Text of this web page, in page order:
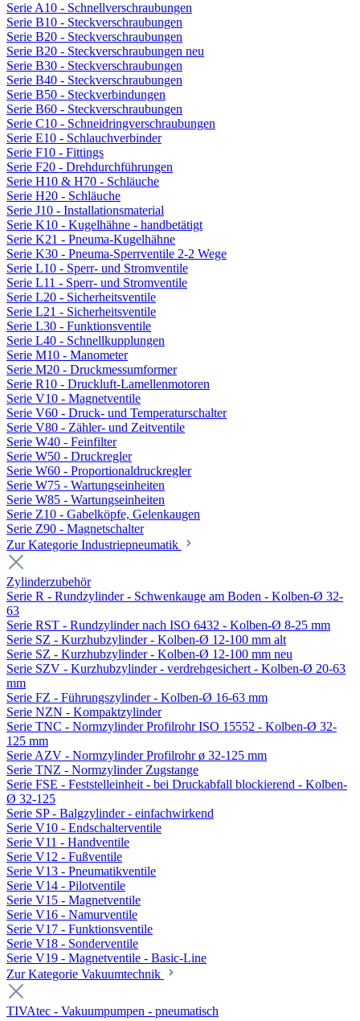
Serie A10 - Schnellverschraubungen
Serie B10 - Steckverschraubungen
Serie B20 - Steckverschraubungen
Serie B20 - Steckverschraubungen neu
Serie B30 - Steckverschraubungen
Serie B40 - Steckverschraubungen
Serie B50 - Steckverbindungen
Serie B60 - Steckverschraubungen
Serie C10 - Schneidringverschraubungen
Serie E10 - Schlauchverbinder
Serie F10 - Fittings
Serie F20 - Drehdurchführungen
Serie H10 & H70 - Schläuche
Serie H20 - Schläuche
Serie J10 - Installationsmaterial
Serie K10 - Kugelhähne - handbetätigt
Serie K21 - Pneuma-Kugelhähne
Serie K30 - Pneuma-Sperrventile 2-2 Wege
Serie L10 - Sperr- und Stromventile
Serie L11 - Sperr- und Stromventile
Serie L20 - Sicherheitsventile
Serie L21 - Sicherheitsventile
Serie L30 - Funktionsventile
Serie L40 - Schnellkupplungen
Serie M10 - Manometer
Serie M20 - Druckmessumformer
Serie R10 - Druckluft-Lamellenmotoren
Serie V10 - Magnetventile
Serie V60 - Druck- und Temperaturschalter
Serie V80 - Zähler- und Zeitventile
Serie W40 - Feinfilter
Serie W50 - Druckregler
Serie W60 - Proportionaldruckregler
Serie W75 - Wartungseinheiten
Serie W85 - Wartungseinheiten
Serie Z10 - Gabelköpfe, Gelenkaugen
Serie Z90 - Magnetschalter
Zur Kategorie Industriepneumatik
Zylinderzubehör
Serie R - Rundzylinder - Schwenkauge am Boden - Kolben-Ø 32-
63
Serie RST - Rundzylinder nach ISO 6432 - Kolben-Ø 8-25 mm
Serie SZ - Kurzhubzylinder - Kolben-Ø 12-100 mm alt
Serie SZ - Kurzhubzylinder - Kolben-Ø 12-100 mm neu
Serie SZV - Kurzhubzylinder - verdrehgesichert - Kolben-Ø 20-63
mm
Serie FZ - Führungszylinder - Kolben-Ø 16-63 mm
Serie NZN - Kompaktzylinder
Serie TNC - Normzylinder Profilrohr ISO 15552 - Kolben-Ø 32-
125 mm
Serie AZV - Normzylinder Profilrohr ø 32-125 mm
Serie TNZ - Normzylinder Zugstange
Serie FSE - Feststelleinheit - bei Druckabfall blockierend - Kolben-
Ø 32-125
Serie SP - Balgzylinder - einfachwirkend
Serie V10 - Endschalterventile
Serie V11 - Handventile
Serie V12 - Fußventile
Serie V13 - Pneumatikventile
Serie V14 - Pilotventile
Serie V15 - Magnetventile
Serie V16 - Namurventile
Serie V17 - Funktionsventile
Serie V18 - Sonderventile
Serie V19 - Magnetventile - Basic-Line
Zur Kategorie Vakuumtechnik
TIVAtec - Vakuumpumpen - pneumatisch